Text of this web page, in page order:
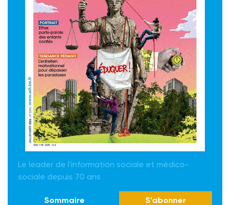
Le leader de l'information sociale et médico-
sociale depuis 70 ans
Sommaire S'abonner